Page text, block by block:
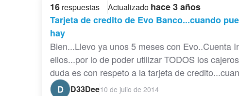
16 respuestas Actualizado hace 3 años
Tarjeta de credito de Evo Banco...cuando
hay
Bien...Llevo ya unos 5 meses con Evo..Cuenta
ellos...por lo de poder utilizar TODOS los
duda es con respeto a la tarjeta de
D
D33Dee10 de julio de 2014